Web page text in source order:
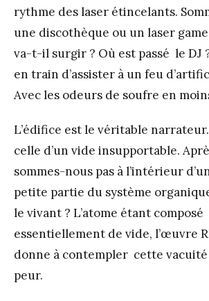
rythme des laser étincelants.
une discothèque ou un laser
va-t-il surgir ? Où est passé le DJ
en train d’assister à un feu
Avec les odeurs de soufre en
L’édifice est le véritable
celle d’un vide insupportable.
sommes-nous pas à l’intérieur
petite partie du système
le vivant ? L’atome étant composé
essentiellement de vide, l’œuvre
donne à contempler cette vacuité
peur.